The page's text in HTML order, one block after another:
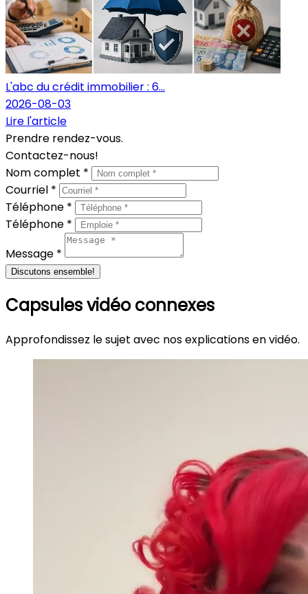
L'abc du crédit immobilier : 6...
2026-08-03
Lire l'article
Prendre rendez-vous.
Contactez-nous!
Nom complet *
Courriel *
Téléphone *
Téléphone *
Message *
Discutons ensemble!
Capsules vidéo connexes
Approfondissez le sujet avec nos explications en vidéo.